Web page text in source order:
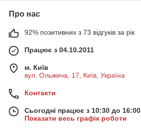
Про нас
92% позитивних з 73 відгуків за рік
Працює з 04.10.2011
м. Київ
вул. Ольжича, 17, Київ, Україна
Контакти
Сьогодні працює з 10:30 до 16:00
Показати весь графік роботи